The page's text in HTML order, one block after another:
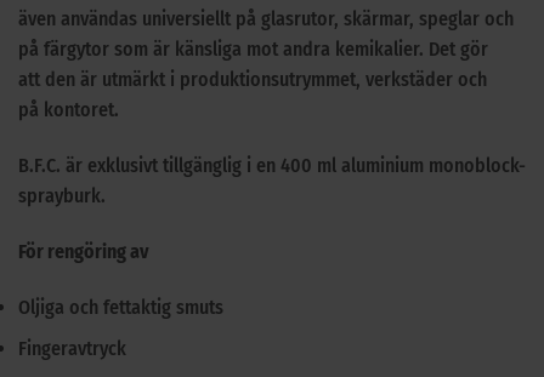
även användas universiellt på glasrutor, skärmar, speglar och
på färgytor som är känsliga mot andra kemikalier. Det gör
att den är utmärkt i produktionsutrymmet, verkstäder och
på kontoret.
B.F.C. är exklusivt tillgänglig i en 400 ml aluminium monoblock-
sprayburk.
För rengöring av
Oljiga och fettaktig smuts
Fingeravtryck